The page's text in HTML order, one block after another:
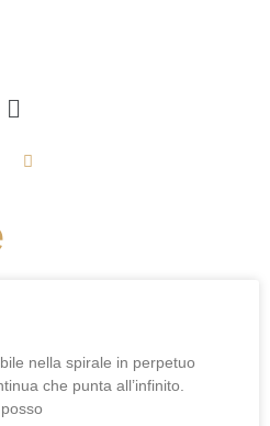
nella spirale in perpetuo
che punta all’infinito.